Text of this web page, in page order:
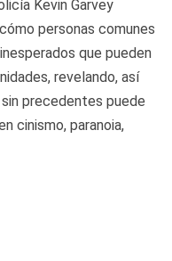
Kevin Garvey
personas comunes
que pueden
revelando, así
precedentes puede
cinismo, paranoia,